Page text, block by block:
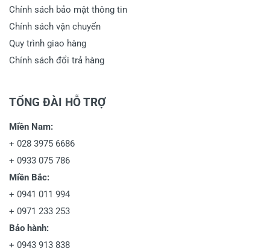
Chính sách bảo mật thông tin
Chính sách vận chuyển
Quy trình giao hàng
Chính sách đổi trả hàng
TỔNG ĐÀI HỖ TRỢ
Miền Nam:
+ 028 3975 6686
+ 0933 075 786
Miền Bắc:
+ 0941 011 994
+ 0971 233 253
Bảo hành:
+ 0943 913 838